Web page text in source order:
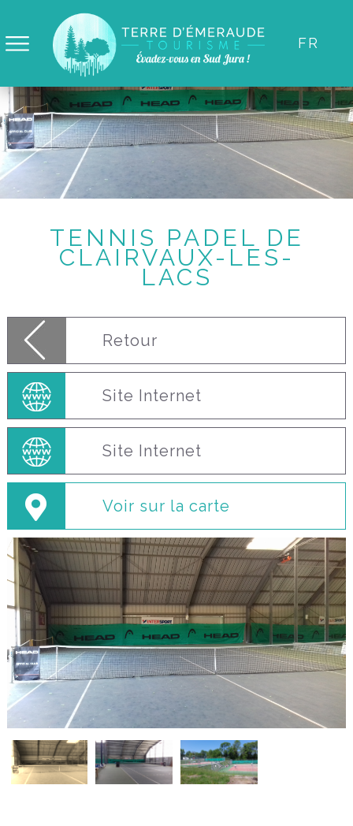
FR
TENNIS PADEL DE
CLAIRVAUX-LES-
LACS
Retour
Site Internet
Site Internet
Voir sur la carte
Panneau de gestion des cookies